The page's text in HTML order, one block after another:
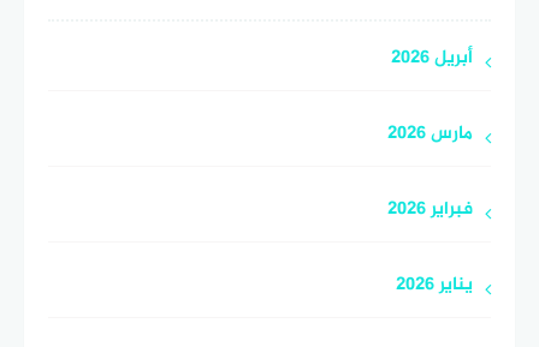
أبريل 2026
مارس 2026
فبراير 2026
يناير 2026